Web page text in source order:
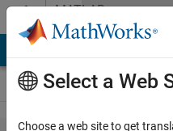
Skip to contentMATLAB
Answers
Select a Web
Choose a web site to get